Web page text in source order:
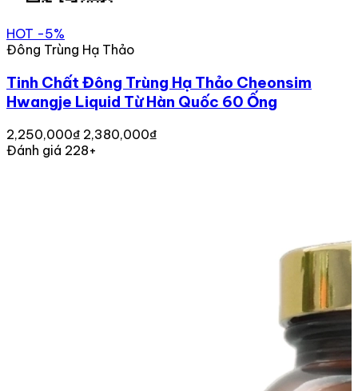
HOT -5%
Đông Trùng Hạ Thảo
Tinh Chất Đông Trùng Hạ Thảo Cheonsim
Hwangje Liquid Từ Hàn Quốc 60 Ống
2,250,000₫ 2,380,000₫
Đánh giá 228+